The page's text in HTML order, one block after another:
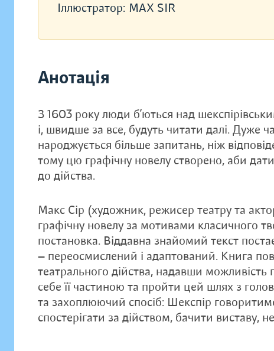
Іллюстратор: MAX SIR
Анотація
З 1603 року люди б’ються над
і, швидше за все, будуть читати далі. Дуже
народжується більше запитань, ніж
тому цю графічну новелу створено, аби
до дійства.
Макс Сір (художник, режисер театру та
графічну новелу за мотивами класичного
постановка. Віддавна знайомий текст
— переосмислений і адаптований. Книга
театрального дійства, надавши можливість
себе її частиною та пройти цей шлях з
та захоплюючий спосіб: Шекспір
спостерігати за дійством, бачити виставу,